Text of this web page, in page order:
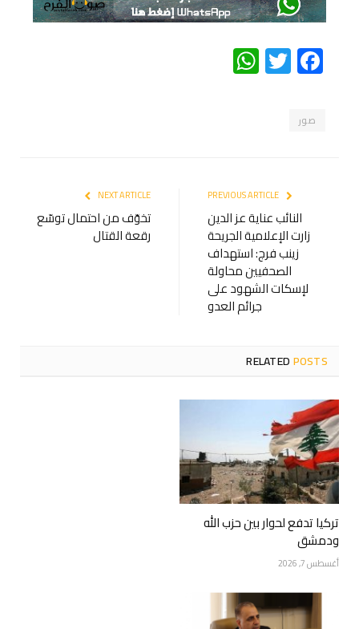
Facebook
Twitter
WhatsApp
صور
النائب عناية عز الدين
زارت الإعلامية الجريحة
زينب فرج: استهداف
الصحفيين محاولة
لإسكات الشهود على
جرائم العدو
NEXT ARTICLE
تخوّف من احتمال توسّع
رقعة القتال
RELATEDPOSTS
تركيا تدفع لحوار بين حزب الله
ودمشق
أغسطس 7, 2026